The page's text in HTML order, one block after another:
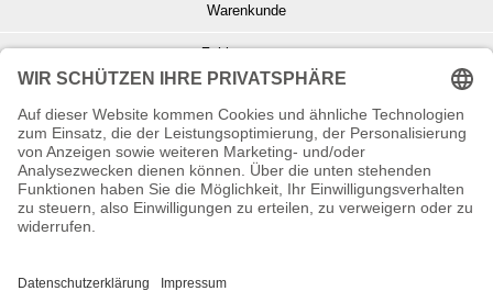
Warenkunde
Zahlungsarten
Info zu Elektro- u. Elektronikgeräten
Batterieentsorgung
Informationen zur Echtheit von Kundenbewertungen